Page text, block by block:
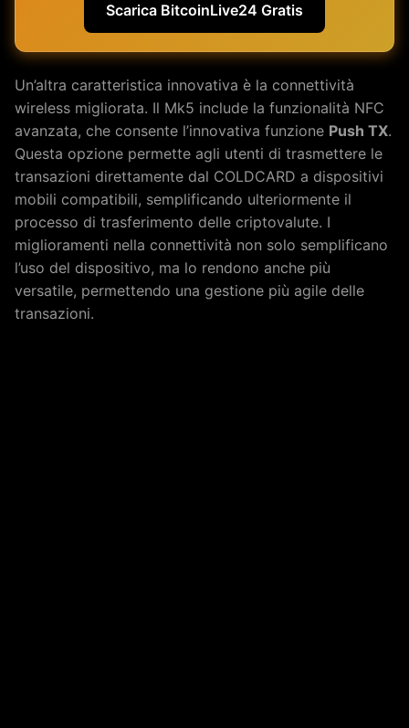
Scarica BitcoinLive24 Gratis
Un’altra caratteristica innovativa è la connettività
wireless migliorata. Il Mk5 include la funzionalità NFC
avanzata, che consente l’innovativa funzione Push TX.
Questa opzione permette agli utenti di trasmettere le
transazioni direttamente dal COLDCARD a dispositivi
mobili compatibili, semplificando ulteriormente il
processo di trasferimento delle criptovalute. I
miglioramenti nella connettività non solo semplificano
l’uso del dispositivo, ma lo rendono anche più
versatile, permettendo una gestione più agile delle
transazioni.